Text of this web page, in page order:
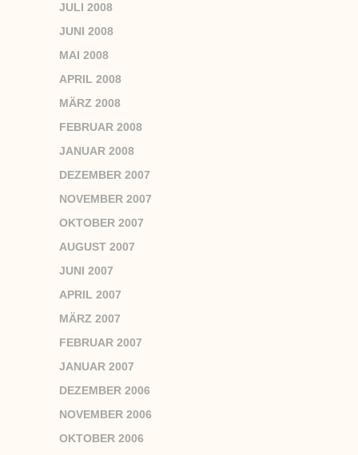
JULI 2008
JUNI 2008
MAI 2008
APRIL 2008
MÄRZ 2008
FEBRUAR 2008
JANUAR 2008
DEZEMBER 2007
NOVEMBER 2007
OKTOBER 2007
AUGUST 2007
JUNI 2007
APRIL 2007
MÄRZ 2007
FEBRUAR 2007
JANUAR 2007
DEZEMBER 2006
NOVEMBER 2006
OKTOBER 2006